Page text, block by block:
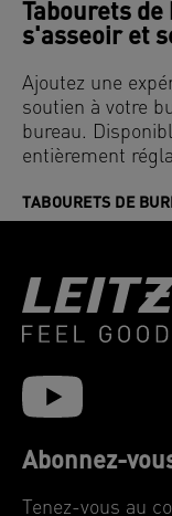
Tabourets
s'asseoir et
Ajoutez une
soutien à votre
bureau.
entièrement
TABOURETS DE
Abonnez-
Tenez-vous au